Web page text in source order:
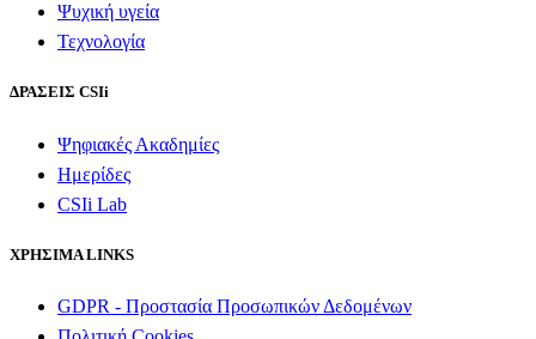
Ψυχική υγεία
Τεχνολογία
ΔΡΑΣΕΙΣ CSIi
Ψηφιακές Ακαδημίες
Ημερίδες
CSIi Lab
ΧΡΗΣΙΜΑ LINKS
GDPR - Προστασία Προσωπικών Δεδομένων